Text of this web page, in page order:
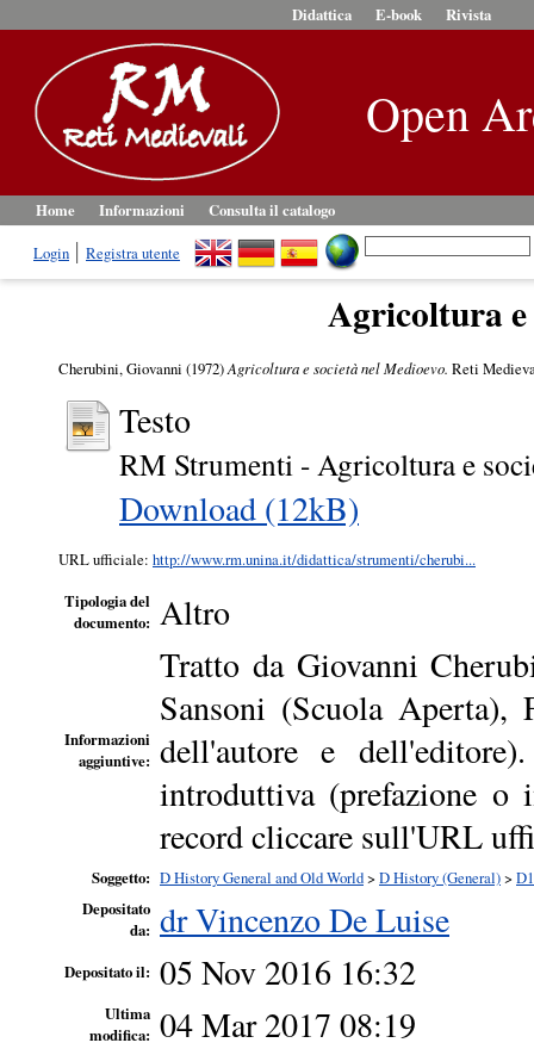
Didattica E-book Rivista
Open
Home Informazioni
Consulta il catalogo
Login
Registra utente
Agricoltura e
Cherubini, Giovanni (1972)Agricoltura e società nel Medioevo. Reti
Testo
RM Strumenti - Agricoltura e
Download (12kB)
URL ufficiale: http://www.rm.unina.it/didattica/strumenti/cherubi...
Tipologia del
documento: Altro
Informazioni
aggiuntive:
Tratto da Giovanni
Sansoni (Scuola
dell'autore e
introduttiva (prefazione o
record cliccare sull'URL
Soggetto: D History General and Old World> D History (General)>
Depositato
da: dr Vincenzo De Luise
Depositato il: 05 Nov 2016 16:32
Ultima
modifica: 04 Mar 2017 08:19